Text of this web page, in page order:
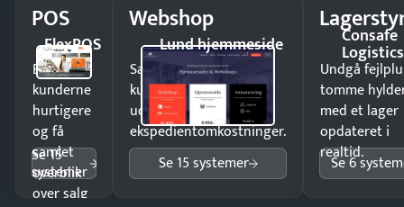
POS
FlexPOS
Ekspedér
kunderne
hurtigere
og få
samlet
overblik
over salg
Se 15
systemer
Webshop
Lund hjemmeside
Sælg produkter 24/7 til
kunder i hele landet
uden
ekspedientomkostninger.
Se 15 systemer
Consafe
Logistics
Undgå
tomme
med et lager
opdateret i
realtid.
Se 6